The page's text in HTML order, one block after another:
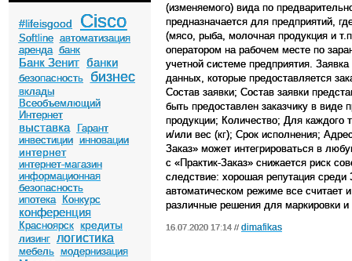
#lifeisgood Cisco
Softline автоматизация
аренда банк
Банк Зенит банки
безопасность бизнес
вклады
Всеобъемлющий
Интернет
выставка
Гарант
инвестиции инновации
интернет
интернет-магазин
информационная
безопасность
ипотека
Конкурс
конференция
Красноярск кредиты
лизинг логистика
мебель модернизация
(изменяемого) вида по
предназначается для предприятий,
(мясо, рыба, молочная продукция и
оператором на рабочем месте по
учетной системе предприятия.
данных, которые предоставляется
Состав заявки; Состав заявки
быть предоставлен заказчику в виде
продукции; Количество; Для каждого
и/или вес (кг); Срок исполнения;
Заказ» может интегрироваться в
с «Практик-Заказ» снижается риск
следствие: хорошая репутация
автоматическом режиме все считает
различные решения для маркировки
16.07.2020 17:14 // dimafikas